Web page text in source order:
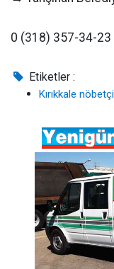
0 (318) 357-34-23
Etiketler :
Kırıkkale